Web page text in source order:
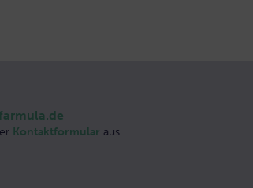
Kontaktformular aus.